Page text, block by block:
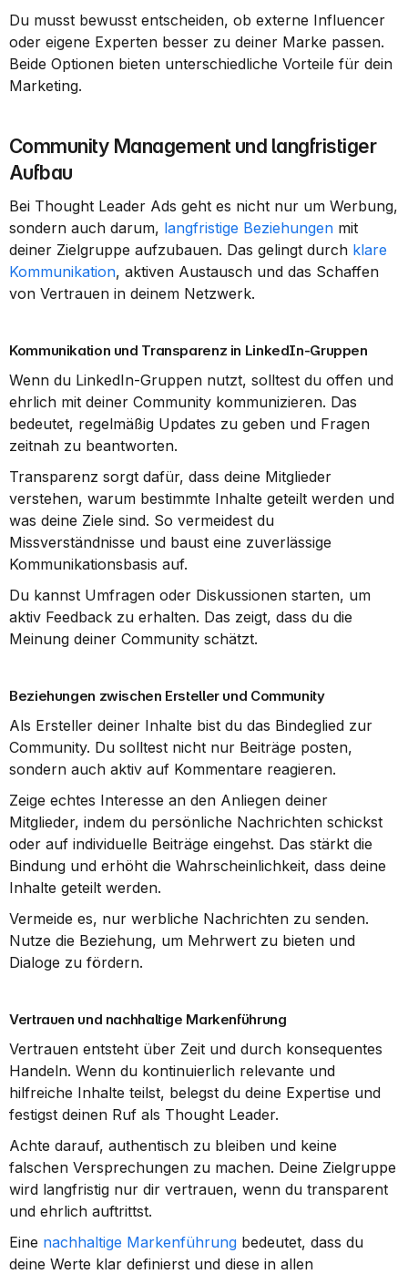
Du musst bewusst entscheiden, ob externe Influencer
oder eigene Experten besser zu deiner Marke passen.
Beide Optionen bieten unterschiedliche Vorteile für dein
Marketing.
Community Management und langfristiger
Aufbau
Bei Thought Leader Ads geht es nicht nur um Werbung,
sondern auch darum, langfristige Beziehungen mit
deiner Zielgruppe aufzubauen. Das gelingt durch klare
Kommunikation, aktiven Austausch und das Schaffen
von Vertrauen in deinem Netzwerk.
Kommunikation und Transparenz in LinkedIn-Gruppen
Wenn du LinkedIn-Gruppen nutzt, solltest du offen und
ehrlich mit deiner Community kommunizieren. Das
bedeutet, regelmäßig Updates zu geben und Fragen
zeitnah zu beantworten.
Transparenz sorgt dafür, dass deine Mitglieder
verstehen, warum bestimmte Inhalte geteilt werden und
was deine Ziele sind. So vermeidest du
Missverständnisse und baust eine zuverlässige
Kommunikationsbasis auf.
Du kannst Umfragen oder Diskussionen starten, um
aktiv Feedback zu erhalten. Das zeigt, dass du die
Meinung deiner Community schätzt.
Beziehungen zwischen Ersteller und Community
Als Ersteller deiner Inhalte bist du das Bindeglied zur
Community. Du solltest nicht nur Beiträge posten,
sondern auch aktiv auf Kommentare reagieren.
Zeige echtes Interesse an den Anliegen deiner
Mitglieder, indem du persönliche Nachrichten schickst
oder auf individuelle Beiträge eingehst. Das stärkt die
Bindung und erhöht die Wahrscheinlichkeit, dass deine
Inhalte geteilt werden.
Vermeide es, nur werbliche Nachrichten zu senden.
Nutze die Beziehung, um Mehrwert zu bieten und
Dialoge zu fördern.
Vertrauen und nachhaltige Markenführung
Vertrauen entsteht über Zeit und durch konsequentes
Handeln. Wenn du kontinuierlich relevante und
hilfreiche Inhalte teilst, belegst du deine Expertise und
festigst deinen Ruf als Thought Leader.
Achte darauf, authentisch zu bleiben und keine
falschen Versprechungen zu machen. Deine Zielgruppe
wird langfristig nur dir vertrauen, wenn du transparent
und ehrlich auftrittst.
Eine nachhaltige Markenführung bedeutet, dass du
deine Werte klar definierst und diese in allen